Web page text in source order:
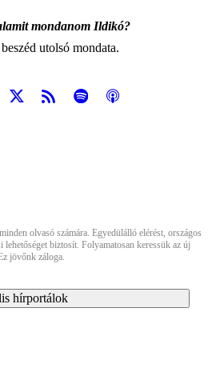
mondanom Ildikó?
utolsó mondata.
olvasó számára. Egyedülálló elérést, országos
lehetőséget biztosít. Folyamatosan keressük az új
jövőnk záloga.
hírportálok